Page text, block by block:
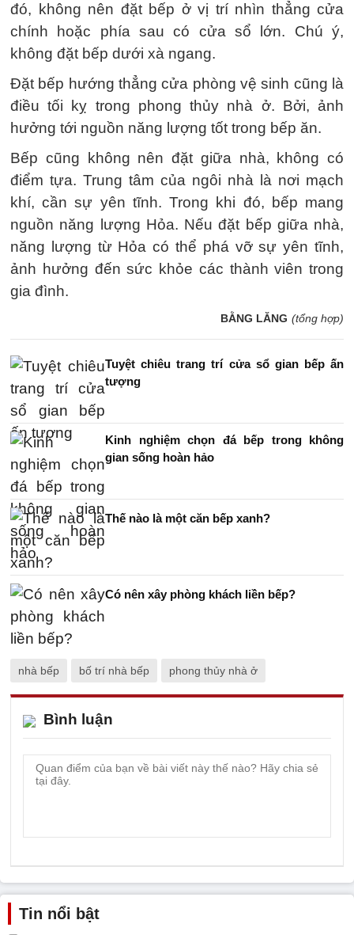
đó, không nên đặt bếp ở vị trí nhìn thẳng cửa
chính hoặc phía sau có cửa sổ lớn. Chú ý,
không đặt bếp dưới xà ngang.
Đặt bếp hướng thẳng cửa phòng vệ sinh cũng là
điều tối kỵ trong phong thủy nhà ở. Bởi, ảnh
hưởng tới nguồn năng lượng tốt trong bếp ăn.
Bếp cũng không nên đặt giữa nhà, không có
điểm tựa. Trung tâm của ngôi nhà là nơi mạch
khí, cần sự yên tĩnh. Trong khi đó, bếp mang
nguồn năng lượng Hỏa. Nếu đặt bếp giữa nhà,
năng lượng từ Hỏa có thể phá vỡ sự yên tĩnh,
ảnh hưởng đến sức khỏe các thành viên trong
gia đình.
BẰNG LĂNG (tổng hợp)
Tuyệt chiêu trang trí cửa sổ gian bếp ấn
tượng
Kinh nghiệm chọn đá bếp trong không
gian sống hoàn hảo
Thế nào là một căn bếp xanh?
Có nên xây phòng khách liền bếp?
nhà bếp bố trí nhà bếp phong thủy nhà ở
Bình luận
Tin nổi bật